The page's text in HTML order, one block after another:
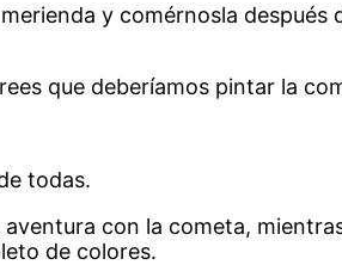
y comérnosla después
que deberíamos pintar la
todas.
con la cometa,
de colores.